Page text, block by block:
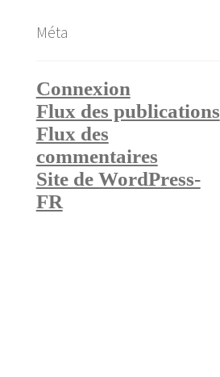
Méta
Connexion
Flux des publications
Flux des
commentaires
Site de WordPress-
FR